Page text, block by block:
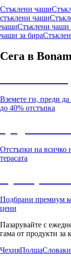
Стъклени чаши
стъклени чаши
чашиСтъклени чаши
чаши за бира
Сега в
Вземете ги, преди
до 40% отстъпка
Отстъпки на всичко
терасата
Подбрани премиум
цени
Пазарувайте с
гама от продукти за
ЧехияПолша